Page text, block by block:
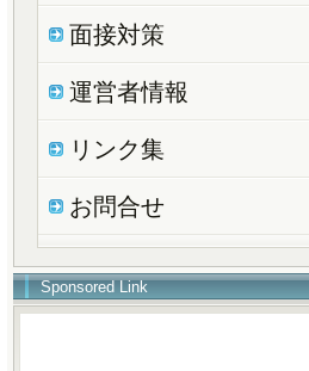
面接対策
運営者情報
リンク集
お問合せ
Sponsored Link